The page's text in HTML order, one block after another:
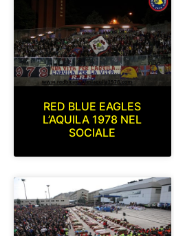
RED BLUE EAGLES
L’AQUILA 1978 NEL
SOCIALE